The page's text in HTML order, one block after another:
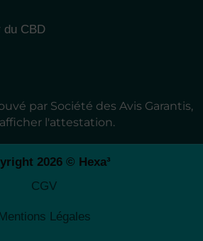
du CBD
par Société des Avis Garantis,
l'attestation.
2026 © Hexa³
CGV
Légales